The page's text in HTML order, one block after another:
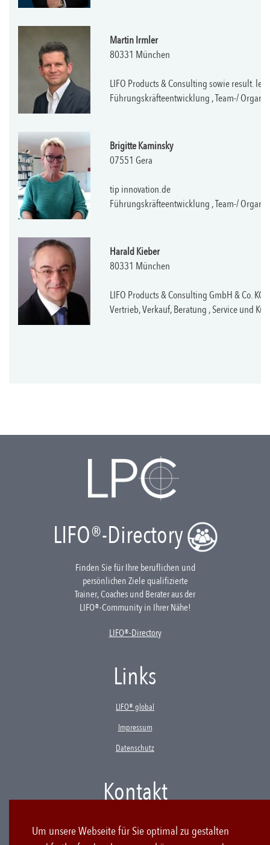
Um unsere Webseite für Sie optimal zu gestalten
Martin Irmler
80331 München
LIFO Products & Consulting sowie result.
Führungskräfteentwicklung , Team-/
Brigitte Kaminsky
07551 Gera
tip innovation.de
Führungskräfteentwicklung , Team-/
Harald Kieber
80331 München
LIFO Products & Consulting GmbH & Co. KG
Vertrieb, Verkauf, Beratung , Service und
LIFO®-Directory
Finden Sie für Ihre beruflichen und
persönlichen Ziele qualifizierte
Trainer, Coaches und Berater aus der
LIFO®-Community in Ihrer Nähe!
LIFO®-Directory
Links
LIFO® global
Impressum
Datenschutz
Kontakt
Westenriederstraße 19